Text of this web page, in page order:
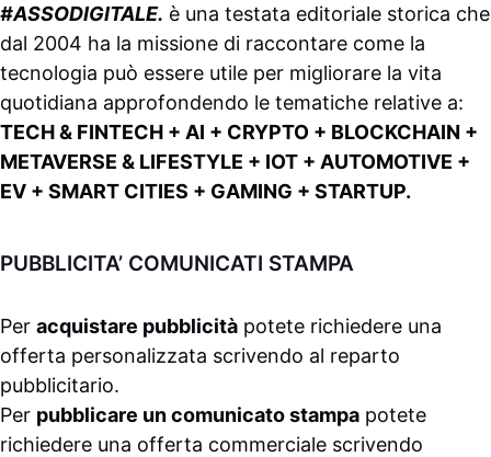
#ASSODIGITALE. è una testata editoriale storica che
dal 2004 ha la missione di raccontare come la
tecnologia può essere utile per migliorare la vita
quotidiana approfondendo le tematiche relative a:
TECH & FINTECH + AI + CRYPTO + BLOCKCHAIN +
METAVERSE & LIFESTYLE + IOT + AUTOMOTIVE +
EV + SMART CITIES + GAMING + STARTUP.
PUBBLICITA’ COMUNICATI STAMPA
Per acquistare pubblicità potete richiedere una
offerta personalizzata scrivendo al reparto
pubblicitario.
Per pubblicare un comunicato stampa potete
richiedere una offerta commerciale scrivendo